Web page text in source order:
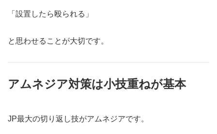
「設置したら殴られる」
と思わせることが大切です。
アムネジア対策は小技重ねが基本
JP最大の切り返し技がアムネジアです。